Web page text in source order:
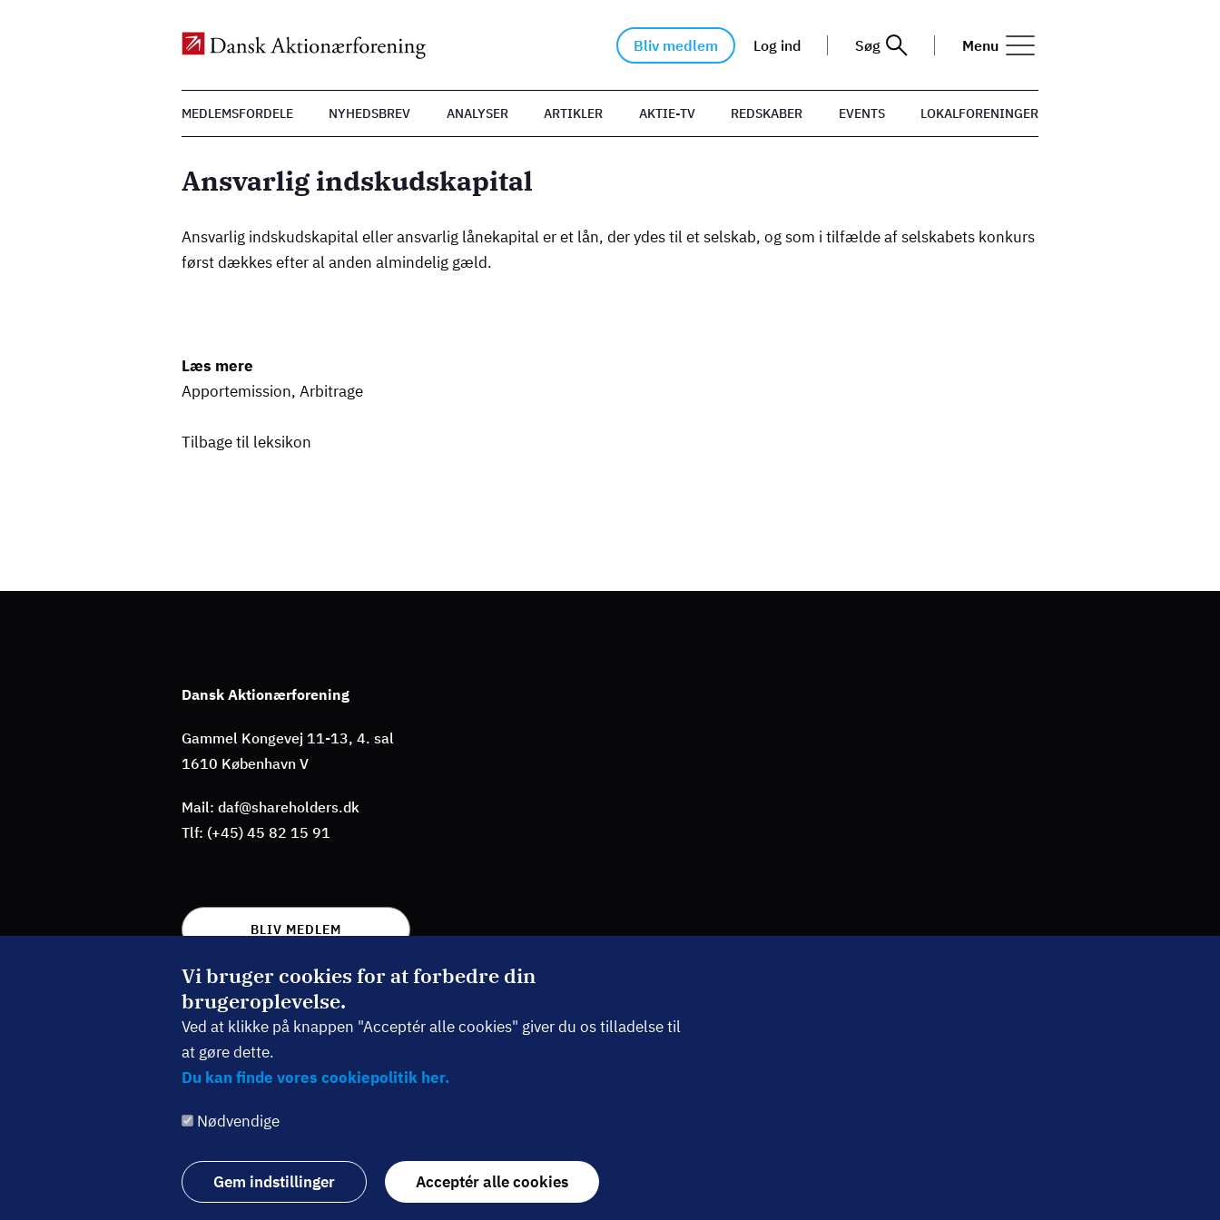
Vi bruger cookies for at forbedre din
brugeroplevelse.
Ved at klikke på knappen "Acceptér alle cookies" giver du os tilladelse til
at gøre dette.
Du kan finde vores cookiepolitik her.
Nødvendige
Gem indstillinger Acceptér alle cookies
Bliv medlem Log ind Søg Menu
MEDLEMSFORDELE NYHEDSBREV ANALYSER ARTIKLER AKTIE-TV REDSKABER EVENTS LOKALFORENINGER
Ansvarlig indskudskapital
Ansvarlig indskudskapital eller ansvarlig lånekapital er et lån, der ydes til et selskab, og som i tilfælde af selskabets konkurs
først dækkes efter al anden almindelig gæld.
Læs mere
Apportemission, Arbitrage
Tilbage til leksikon
Dansk Aktionærforening
Gammel Kongevej 11-13, 4. sal
1610 København V
Mail: daf@shareholders.dk
Tlf: (+45) 45 82 15 91
BLIV MEDLEM
TILMELD NYHEDSBREV
Følg os:
© Dansk Aktionærforening 2026